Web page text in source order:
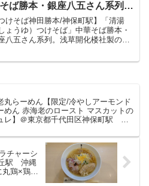
ば勝本・銀座八五さん系列。
草開化楼社製の太さが異なる２
類盛られた麺と醤油の清湯スー
美味しいつけ麺をいただいて
つけそば神田勝本/神保町駅】「清湯
しょうゆ）つけそば」中華そば勝本・
八五さん系列。浅草開化楼社製の太
丸らーめん【限定/冷やしアーモンド
めん 赤海老のロースト マスカットの
レ】＠東京都千代田区神保町駅
ョと言われるアホ・ブランコをイメ
という美味しい限定をいただきまし
チャーシ
丘駅 沖縄
丸鶏×鶏ガ